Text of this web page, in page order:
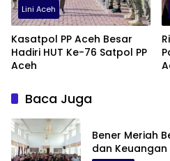
Lini Aceh
Kasatpol PP Aceh Besar
Hadiri HUT Ke-76 Satpol PP
Aceh
Baca Juga
Bener Meriah
dan Keuangan